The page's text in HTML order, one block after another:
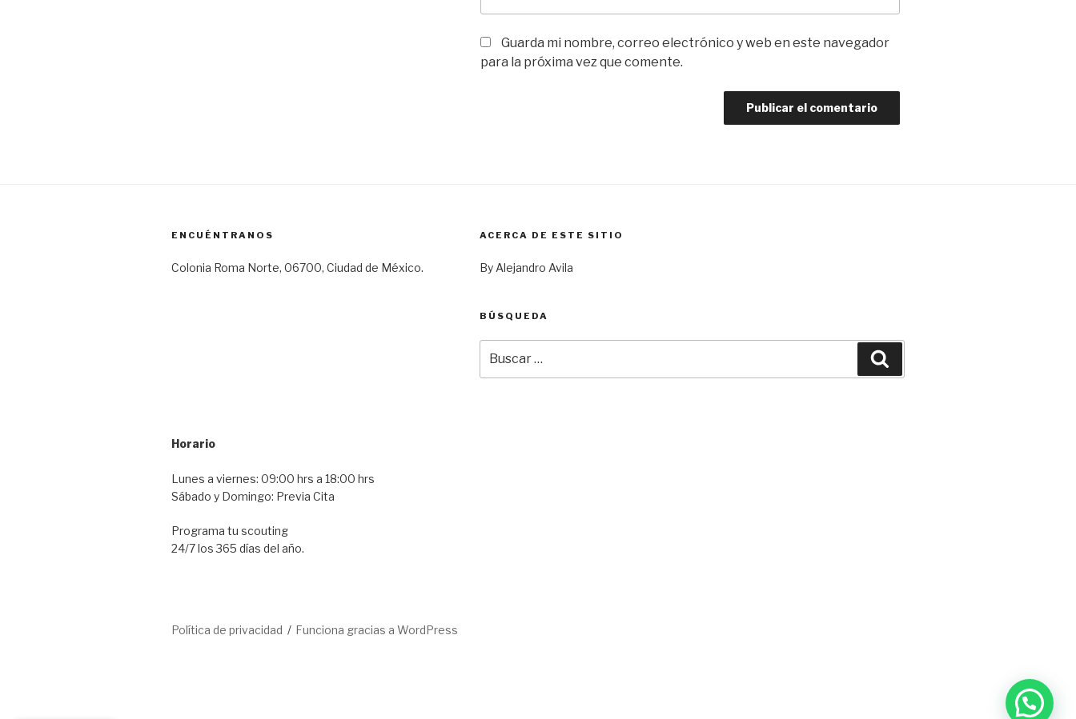
Guarda mi nombre, correo electrónico y web en este navegador
para la próxima vez que comente.
ENCUÉNTRANOS
Colonia Roma Norte, 06700, Ciudad de México.
Horario
Lunes a viernes: 09:00 hrs a 18:00 hrs
Sábado y Domingo: Previa Cita
Programa tu scouting
24/7 los 365 días del año.
ACERCA DE ESTE SITIO
By Alejandro Avila
BÚSQUEDA
por:
Política de privacidad Funciona gracias a WordPress